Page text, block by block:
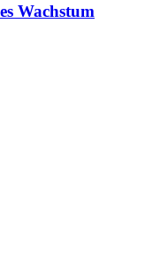
Wachstum